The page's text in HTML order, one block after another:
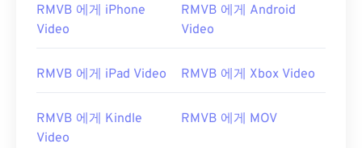
RMVB 에게 iPhone
Video
RMVB 에게 Android
Video
RMVB 에게 iPad Video RMVB 에게 Xbox Video
RMVB 에게 Kindle
Video
RMVB 에게 MOV